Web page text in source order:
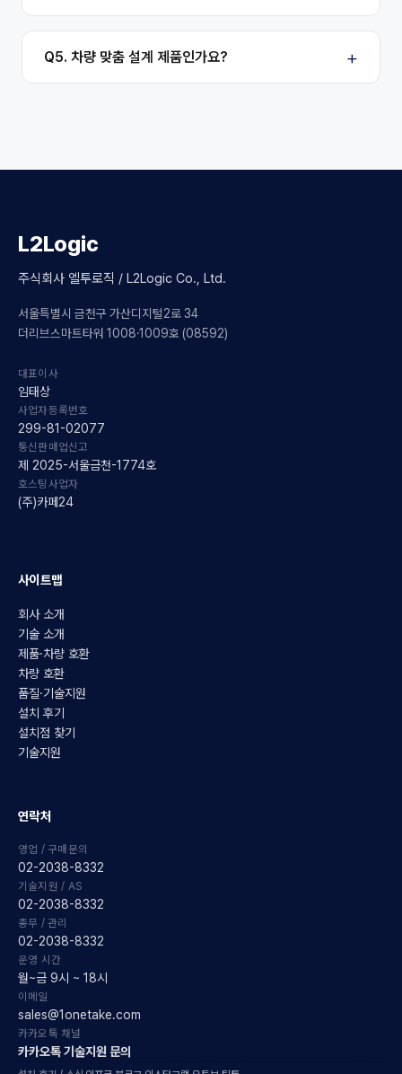
Q5. 차량 맞춤 설계 제품인가요?
L2Logic
주식회사 엘투로직 / L2Logic Co., Ltd.
서울특별시 금천구 가산디지털2로 34
더리브스마트타워 1008·1009호 (08592)
대표이사
임태상
사업자등록번호
299-81-02077
통신판매업신고
제 2025-서울금천-1774호
호스팅사업자
(주)카페24
사이트맵
회사 소개
기술 소개
제품·차량 호환
차량 호환
품질·기술지원
설치 후기
설치점 찾기
기술지원
연락처
영업 / 구매문의
02-2038-8332
기술지원 / AS
02-2038-8332
총무 / 관리
02-2038-8332
운영 시간
월~금 9시 ~ 18시
이메일
sales@1onetake.com
카카오톡 채널
카카오톡 기술지원 문의